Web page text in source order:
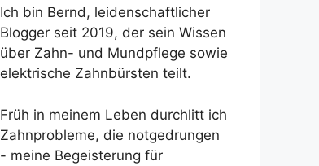
Ich bin Bernd, leidenschaftlicher
Blogger seit 2019, der sein Wissen
über Zahn- und Mundpflege sowie
elektrische Zahnbürsten teilt.
Früh in meinem Leben durchlitt ich
Zahnprobleme, die notgedrungen
- meine Begeisterung für